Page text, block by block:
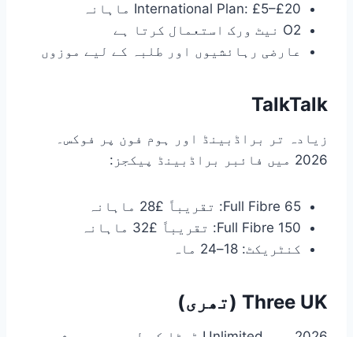
International Plan: £5–£20 ماہانہ
O2 نیٹ ورک استعمال کرتا ہے
عارضی رہائشیوں اور طلبہ کے لیے موزوں
TalkTalk
زیادہ تر براڈبینڈ اور ہوم فون پر فوکس۔
2026 میں فائبر براڈبینڈ پیکجز:
Full Fibre 65: تقریباً £28 ماہانہ
Full Fibre 150: تقریباً £32 ماہانہ
کنٹریکٹ: 18–24 ماہ
Three UK (تھری)